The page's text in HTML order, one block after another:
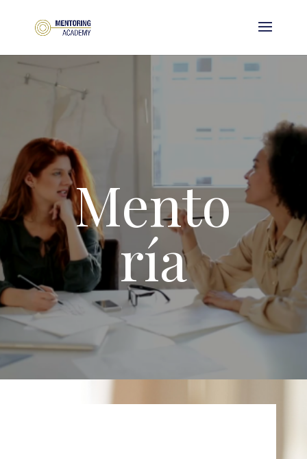
Mento
ría